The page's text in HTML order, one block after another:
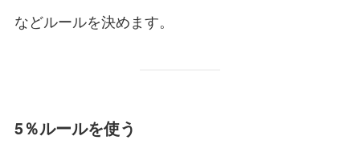
などルールを決めます。
5％ルールを使う